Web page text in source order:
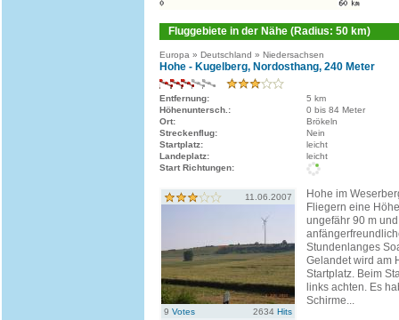
Fluggebiete in der Nähe (Radius: 50 km)
Europa » Deutschland » Niedersachsen
Hohe - Kugelberg, Nordosthang, 240 Meter
Entfernung:
5 km
Höhenuntersch.:
0 bis 84 Meter
Ort:
Brökeln
Streckenflug:
Nein
Startplatz:
leicht
Landeplatz:
leicht
Start Richtungen:
11.06.2007
9 Votes 2634 Hits
Hohe im
Fliegern eine
ungefähr 90 m
Stundenlanges
Gelandet wird am
Startplatz. Beim
links achten. Es
Schirme...